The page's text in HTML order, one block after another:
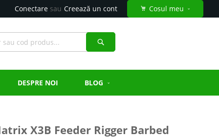
Cosul meu
Conectare Creează un cont
DESPRE NOI BLOG
X3B Feeder Rigger Barbed